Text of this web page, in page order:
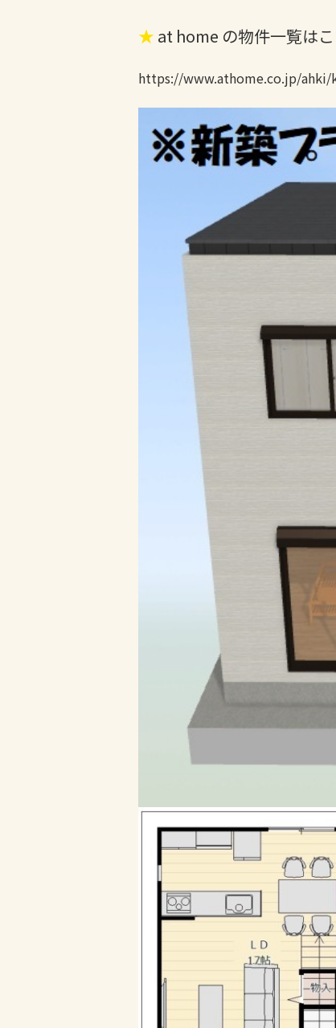
★ at home の物件一覧は
https://www.athome.co.jp/ahki/